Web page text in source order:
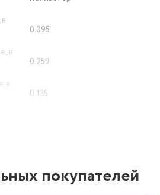
0.095
в
0.259
в
0.135
покупателей